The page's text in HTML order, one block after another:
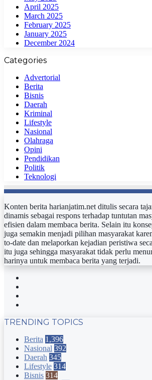
April 2025
March 2025
February 2025
January 2025
December 2024
Categories
Advertorial
Berita
Bisnis
Daerah
Kriminal
Lifestyle
Nasional
Olahraga
Opini
Pendidikan
Politik
Teknologi
Konten berita harianjatim.net ditulis secara
dinamis sebagai respons terhadap tuntutan
efisien dalam membaca berita. Selain itu
juga semakin menjadi pilihan masyarakat
to-date dan melaporkan kejadian peristiwa
itu juga sehingga masyarakat tidak perlu
harinya untuk membaca berita yang terjadi.
TRENDING TOPICS
Berita 1,396
Nasional 392
Daerah 345
Lifestyle 314
Bisnis 314